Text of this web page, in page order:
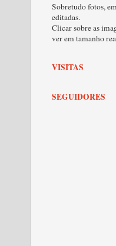
Sobretudo fotos,
editadas.
Clicar sobre as
ver em tamanho
VISITAS
SEGUIDORES